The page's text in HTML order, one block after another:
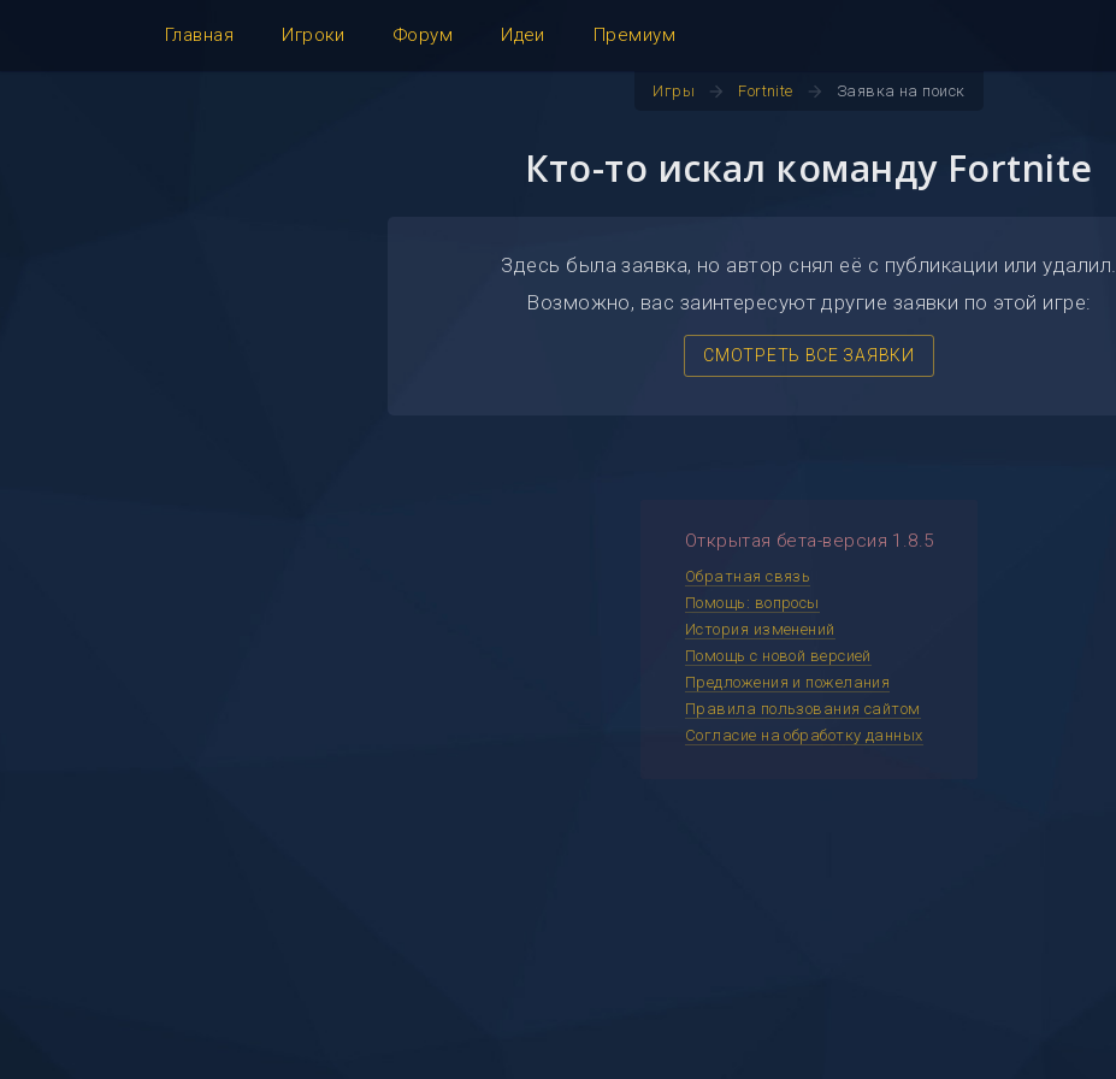
Главная Игроки Форум Идеи Премиум
Игры arrow_forward Fortnite arrow_forward Заявка на поиск
Кто-то искал команду Fortnite
Здесь была заявка, но автор снял её с публикации или удалил.
Возможно, вас заинтересуют другие заявки по этой игре:
СМОТРЕТЬ ВСЕ ЗАЯВКИ
Открытая бета-версия 1.8.5
Обратная связь
Помощь: вопросы
История изменений
Помощь с новой версией
Предложения и пожелания
Правила пользования сайтом
Согласие на обработку данных